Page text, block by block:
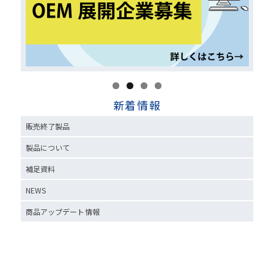
新着情報
販売終了製品
製品について
補足資料
NEWS
商品アップデート情報